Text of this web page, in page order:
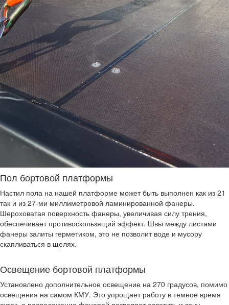
Пол бортовой платформы
Настил пола на нашей платформе может быть выполнен как из 21
так и из 27-ми миллиметровой ламинированной фанеры.
Шероховатая поверхность фанеры, увеличивая силу трения,
обеспечивает противоскользящий эффект. Швы между листами
фанеры залиты герметиком, это не позволит воде и мусору
скапливаться в щелях.
Освещение бортовой платформы
Установлено дополнительное освещение на 270 градусов, помимо
освещения на самом КМУ. Это упрощает работу в темное время